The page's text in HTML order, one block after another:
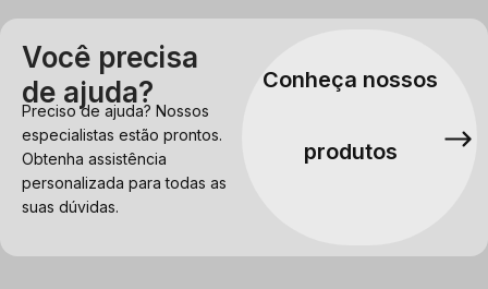
Você precisa
de ajuda?
Preciso de ajuda? Nossos
especialistas estão prontos.
Obtenha assistência
personalizada para todas as
suas dúvidas.
Conheça nossos
produtos